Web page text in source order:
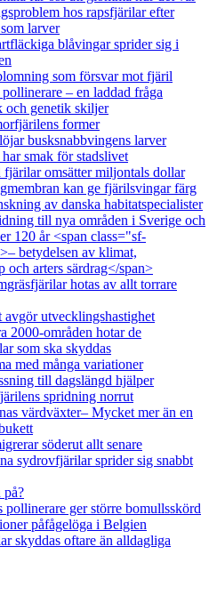
hos rapsfjärilar efter
larver
blåvingar sprider sig i
som försvar mot fjäril
– en laddad fråga
och genetik skiljer
former
busksnabbvingens larver
smak för stadslivet
fjärilar omsätter miljontals dollar
kan ge fjärilsvingar färg
av danska habitatspecialister
till nya områden i Sverige och
120 år <span class="sf-
betydelsen av klimat,
och arters särdrag</span>
hotas av allt torrare
utvecklingshastighet
2000-områden hotar de
som ska skyddas
med många variationer
till dagslängd hjälper
spridning norrut
värdväxter– Mycket mer än en
söderut allt senare
sydrovfjärilar sprider sig snabbt
på?
pollinerare ger större bomullsskörd
påfågelöga i Belgien
skyddas oftare än alldagliga